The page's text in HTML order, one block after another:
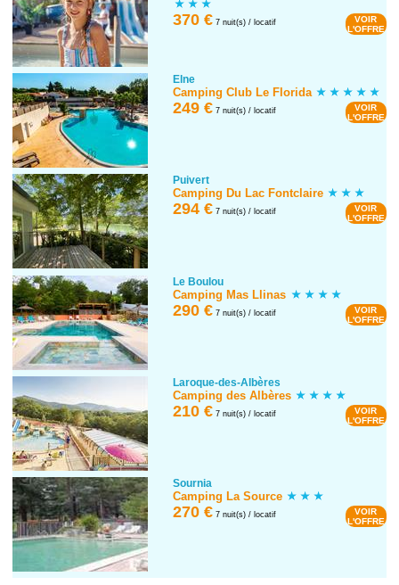
370 € 7 nuit(s) / locatif
VOIR
L'OFFRE
Elne
Camping Club Le Florida
249 € 7 nuit(s) / locatif
VOIR
L'OFFRE
Puivert
Camping Du Lac Fontclaire
294 € 7 nuit(s) / locatif
VOIR
L'OFFRE
Le Boulou
Camping Mas Llinas
290 € 7 nuit(s) / locatif
VOIR
L'OFFRE
Laroque-des-Albères
Camping des Albères
210 € 7 nuit(s) / locatif
VOIR
L'OFFRE
Sournia
Camping La Source
270 € 7 nuit(s) / locatif
VOIR
L'OFFRE